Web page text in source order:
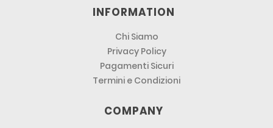
INFORMATION
Chi Siamo
Privacy Policy
Pagamenti Sicuri
Termini e Condizioni
COMPANY